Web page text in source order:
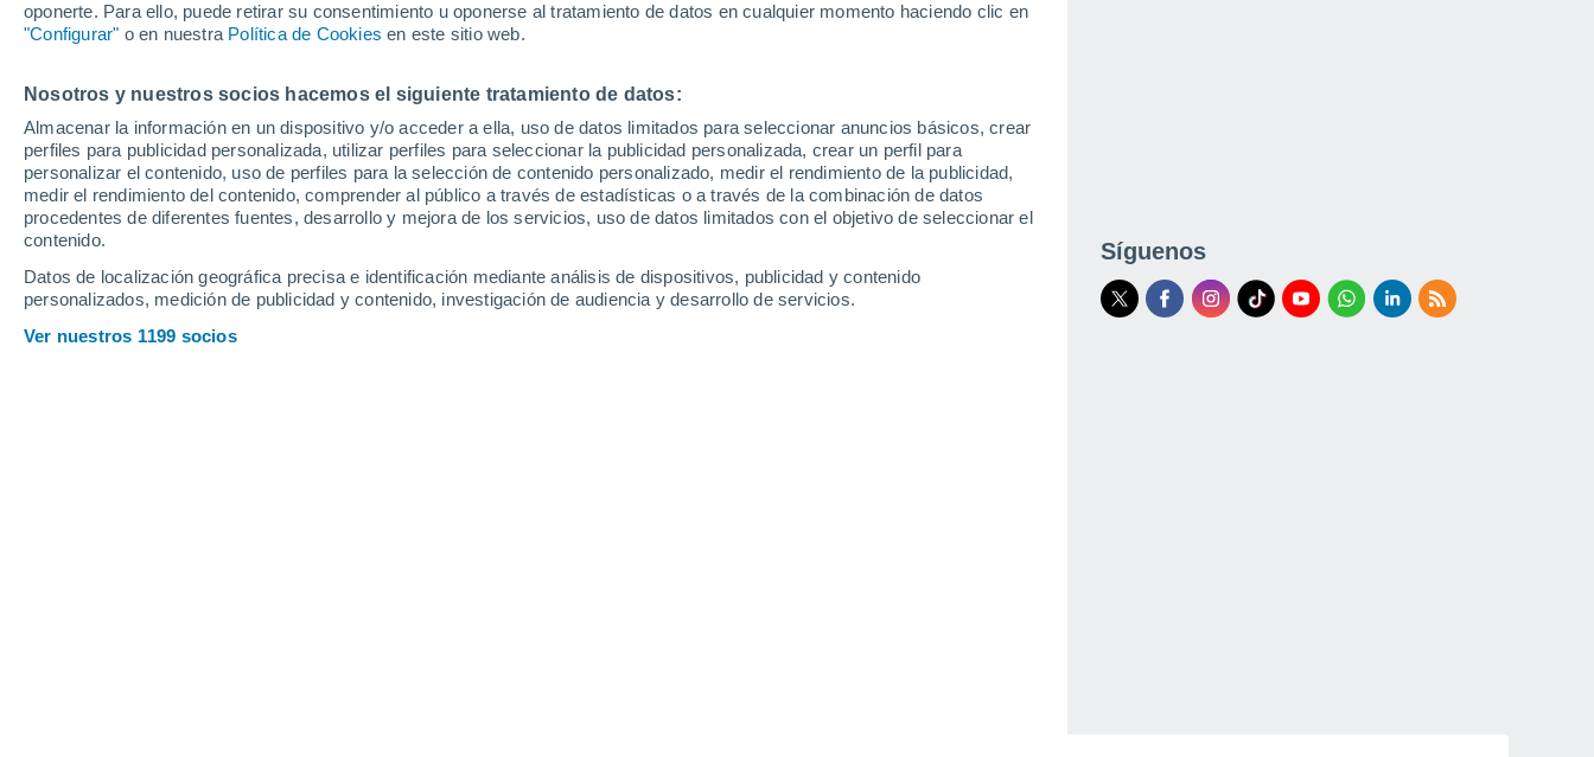
oponerte. Para ello, puede retirar su consentimiento u oponerse al tratamiento de datos en cualquier momento haciendo clic en
"Configurar" o en nuestra Política de Cookies en este sitio web.
Nosotros y nuestros socios hacemos el siguiente tratamiento de datos:
Almacenar la información en un dispositivo y/o acceder a ella, uso de datos limitados para seleccionar anuncios básicos, crear
perfiles para publicidad personalizada, utilizar perfiles para seleccionar la publicidad personalizada, crear un perfil para
personalizar el contenido, uso de perfiles para la selección de contenido personalizado, medir el rendimiento de la publicidad,
medir el rendimiento del contenido, comprender al público a través de estadísticas o a través de la combinación de datos
procedentes de diferentes fuentes, desarrollo y mejora de los servicios, uso de datos limitados con el objetivo de seleccionar el
contenido.
Datos de localización geográfica precisa e identificación mediante análisis de dispositivos, publicidad y contenido
personalizados, medición de publicidad y contenido, investigación de audiencia y desarrollo de servicios.
Ver nuestros 1199 socios
El Arco
El Crucero
Síguenos